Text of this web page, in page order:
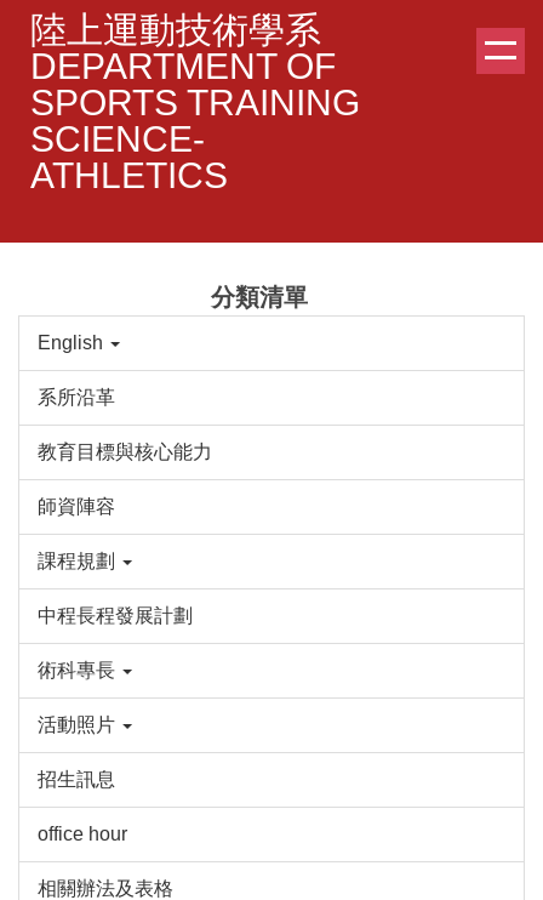
陸上運動技術學系
DEPARTMENT OF
SPORTS TRAINING
SCIENCE-
ATHLETICS
分類清單
English
系所沿革
教育目標與核心能力
師資陣容
課程規劃
中程長程發展計劃
術科專長
活動照片
招生訊息
office hour
相關辦法及表格